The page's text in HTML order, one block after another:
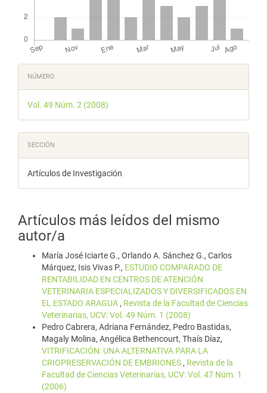
Detalles
del
artículo
NÚMERO
Vol. 49 Núm. 2 (2008)
SECCIÓN
Artículos de Investigación
Artículos más leídos del mismo
autor/a
María José Iciarte G., Orlando A. Sánchez G., Carlos
Márquez, Isis Vivas P., ESTUDIO COMPARADO DE
RENTABILIDAD EN CENTROS DE ATENCIÓN
VETERINARIA ESPECIALIZADOS Y DIVERSIFICADOS EN
EL ESTADO ARAGUA, Revista de la Facultad de Ciencias
Veterinarias, UCV: Vol. 49 Núm. 1 (2008)
Pedro Cabrera, Adriana Fernández, Pedro Bastidas,
Magaly Molina, Angélica Bethencourt, Thaís Díaz,
VITRIFICACIÓN: UNA ALTERNATIVA PARA LA
CRIOPRESERVACIÓN DE EMBRIONES, Revista de la
Facultad de Ciencias Veterinarias, UCV: Vol. 47 Núm. 1
(2006)